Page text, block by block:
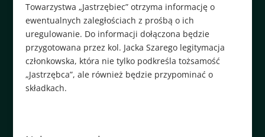
Towarzystwa „Jastrzębiec” otrzyma informację o
ewentualnych zaległościach z prośbą o ich
uregulowanie. Do informacji dołączona będzie
przygotowana przez kol. Jacka Szarego legitymacja
członkowska, która nie tylko podkreśla tożsamość
„Jastrzębca”, ale również będzie przypominać o
składkach.